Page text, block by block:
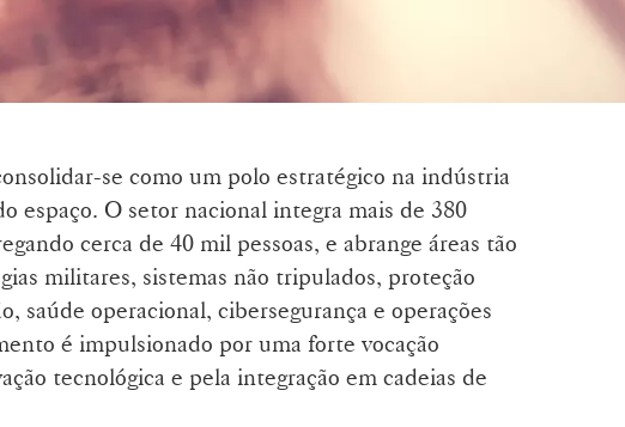
se como um polo estratégico na indústria
espaço. O setor nacional integra mais de 380
cerca de 40 mil pessoas, e abrange áreas tão
militares, sistemas não tripulados, proteção
saúde operacional, cibersegurança e operações
é impulsionado por uma forte vocação
tecnológica e pela integração em cadeias de